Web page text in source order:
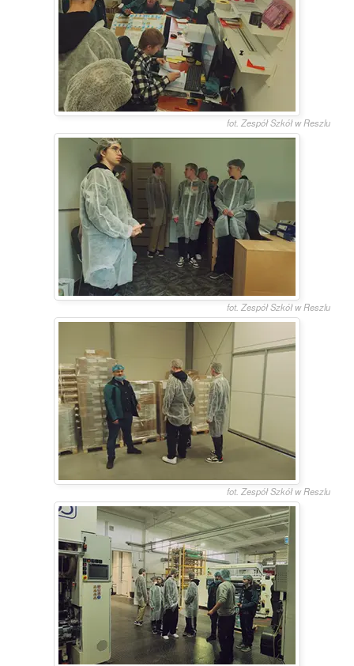
fot. Zespół Szkół w Reszlu
fot. Zespół Szkół w Reszlu
fot. Zespół Szkół w Reszlu